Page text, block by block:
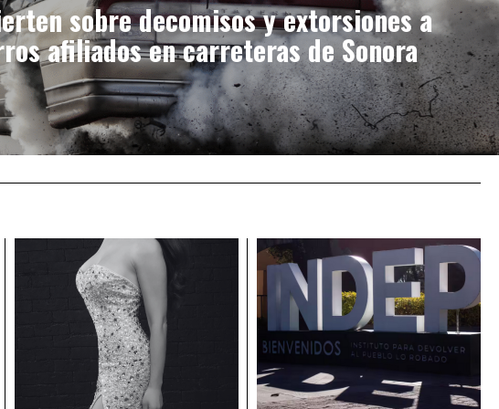
sobre decomisos y extorsiones a
afiliados en carreteras de Sonora